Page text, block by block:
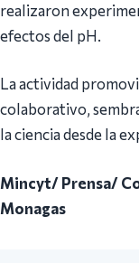
realizaron
efectos del pH.
La actividad
colaborativo,
la ciencia desde la
Mincyt/ Prensa/
Monagas